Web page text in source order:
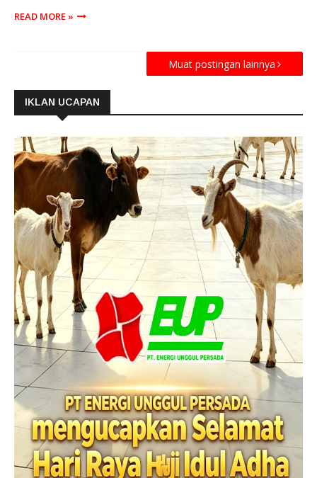
READ MORE »
Muat postingan lainnya
IKLAN UCAPAN